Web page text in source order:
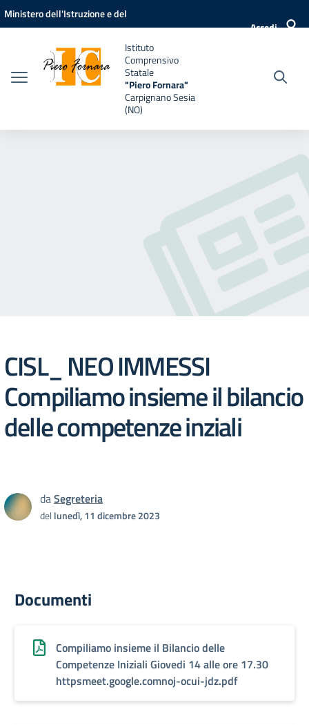
Vai ai contenuti
Vai al menu di navigazione
Vai al footer
Ministero dell'Istruzione e del
Accedi
Istituto
Comprensivo
Statale
"Piero Fornara"
Carpignano Sesia
(NO)
CISL_ NEO IMMESSI
Compiliamo insieme il bilancio
delle competenze inziali
daSegreteria
dellunedì, 11 dicembre 2023
Documenti
Compiliamo insieme il Bilancio delle
Competenze Iniziali Giovedi 14 alle ore 17.30
httpsmeet.google.comnoj-ocui-jdz.pdf